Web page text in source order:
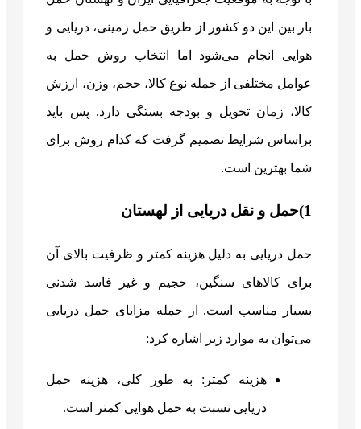
بار بین این دو کشور از طریق حمل زمینی، دریایی و
هوایی انجام می‌شود اما انتخاب روش حمل به
عوامل مختلفی از جمله نوع کالا، حجم، وزن، ارزش
کالا، زمان تحویل و بودجه بستگی دارد. پس باید
براساس شرایط تصمیم گرفت که کدام روش برای
شما بهترین است.
1)حمل و نقل دریایی از لهستان
حمل دریایی به دلیل هزینه کمتر و ظرفیت بالای آن
برای کالاهای سنگین، حجیم و غیر فاسد شدنی
بسیار مناسب است. از جمله مزایای حمل دریایی
می‌توان به موارد زیر اشاره کرد:
هزینه کمتر: به طور کلی، هزینه حمل
دریایی نسبت به حمل هوایی کمتر است.